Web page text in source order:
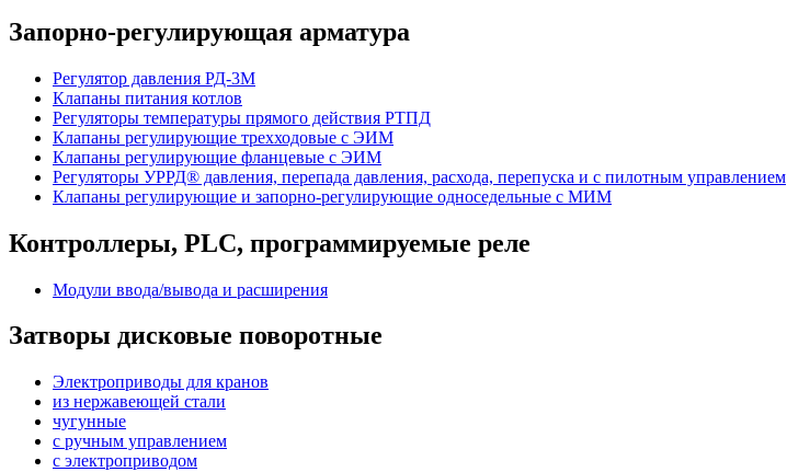
Запорно-регулирующая арматура
Регулятор давления РД-3М
Клапаны питания котлов
Регуляторы температуры прямого действия РТПД
Клапаны регулирующие трехходовые с ЭИМ
Клапаны регулирующие фланцевые с ЭИМ
Регуляторы УРРД® давления, перепада давления, расхода, перепуска и с пилотным управлением
Клапаны регулирующие и запорно-регулирующие односедельные с МИМ
Контроллеры, PLС, программируемые реле
Модули ввода/вывода и расширения
Затворы дисковые поворотные
Электроприводы для кранов
из нержавеющей стали
чугунные
с ручным управлением
c электроприводом